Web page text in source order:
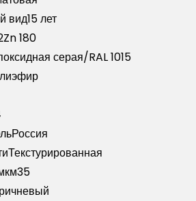
вид15 лет
Zn 180
серая/RAL 1015
Россия
Текстурированная
35